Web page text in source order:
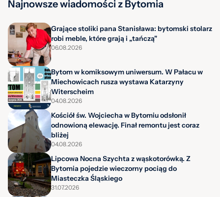
Najnowsze wiadomości z Bytomia
Grające stoliki pana Stanisława: bytomski stolarz
robi meble, które grają i „tańczą"
06.08.2026
Bytom w komiksowym uniwersum. W Pałacu w
Miechowicach rusza wystawa Katarzyny
Witerscheim
04.08.2026
Kościół św. Wojciecha w Bytomiu odsłonił
odnowioną elewację. Finał remontu jest coraz
bliżej
04.08.2026
Lipcowa Nocna Szychta z wąskotorówką. Z
Bytomia pojedzie wieczorny pociąg do
Miasteczka Śląskiego
31.07.2026